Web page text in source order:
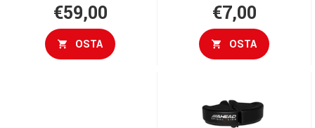
€59,00
OSTA
€7,00
OSTA